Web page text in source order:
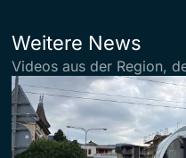
Weitere News
Videos aus der Region,